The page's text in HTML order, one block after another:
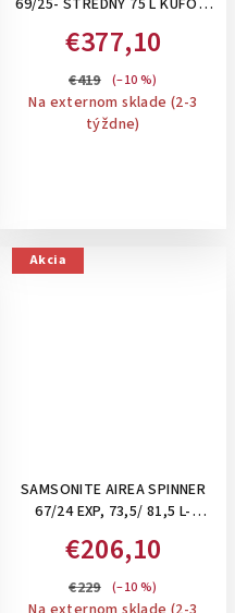
€377,10
€419 (–10 %)
Na externom sklade (2-3
týždne)
Akcia
SAMSONITE AIREA SPINNER
67/24 EXP, 73,5/ 81,5 L-
ROZŠÍRITEĽNÝ: STRICT DARK
BLUE
€206,10
€229 (–10 %)